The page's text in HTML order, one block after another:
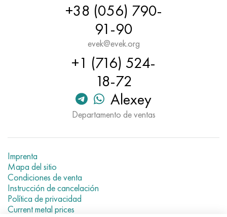
+38 (056) 790-
91-90
evek@evek.org
+1 (716) 524-
18-72
Alexey
Departamento de ventas
Imprenta
Mapa del sitio
Condiciones de venta
Instrucción de cancelación
Política de privacidad
Current metal prices